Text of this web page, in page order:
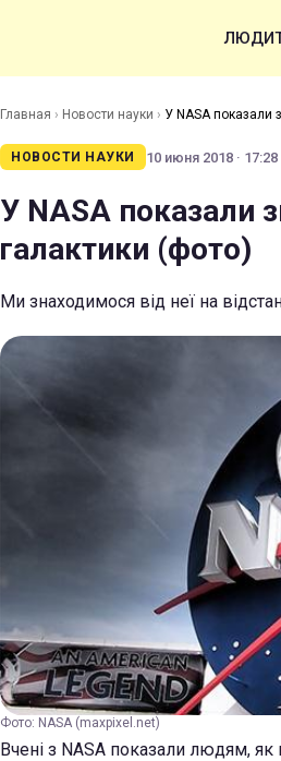
ЛЮДИ
Главная › Новости науки › У NASA показали
НОВОСТИ НАУКИ 10 июня 2018 · 17:28
У NASA показали
галактики (фото)
Ми знаходимося від неї на
Фото: NASA (maxpixel.net)
Вчені з NASA показали людям, як